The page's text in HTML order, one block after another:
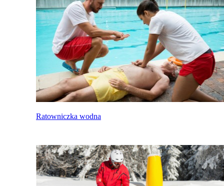
Ratowniczka wodna